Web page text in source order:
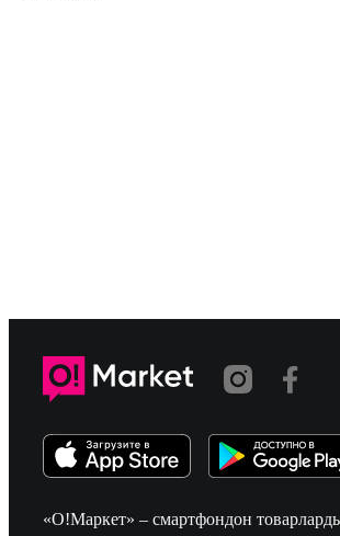
«О!Маркет» – смартфондон